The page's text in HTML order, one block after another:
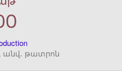
անվ․ թատրոն